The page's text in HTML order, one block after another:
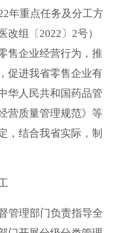
年重点任务及分工方
改组〔2022〕 2号）
售企业经营行为，推
促进我省零售企业有
华人民共和国药品管
营质量管理规范》等
，结合我省实际，制
管理部门负责指导全